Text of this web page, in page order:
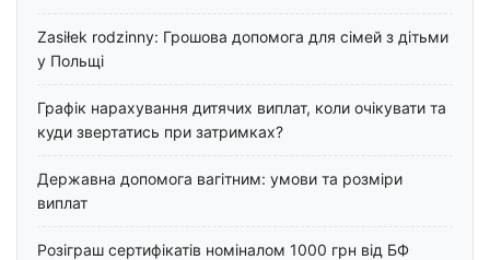
Zasiłek rodzinny: Грошова допомога для сімей з дітьми
у Польщі
Графік нарахування дитячих виплат, коли очікувати та
куди звертатись при затримках?
Державна допомога вагітним: умови та розміри
виплат
Розіграш сертифікатів номіналом 1000 грн від БФ